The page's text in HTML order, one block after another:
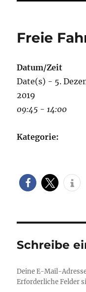
Freie
Datum/Zeit
Date(s) - 5.
2019
09:45 - 14:00
Kategorie:
Schreibe
Deine E-Mail-
Erforderliche Felder